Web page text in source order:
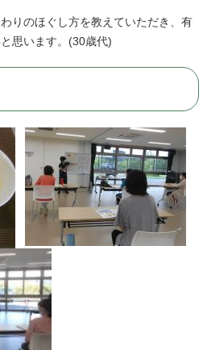
りのほぐし方を教えていただき、有
思います。(30歳代)